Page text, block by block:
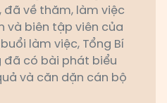
đã về thăm, làm việc
và biên tập viên của
làm việc, Tổng Bí
đã có bài phát biểu
và căn dặn cán bộ